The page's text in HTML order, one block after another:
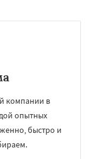
компании в
опытных
быстро и